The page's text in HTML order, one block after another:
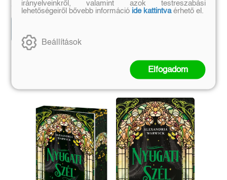
5 490 Ft
4 941 Ft
5 999 Ft
5 399 Ft
Szerző további művei
irányelveinkről, valamint azok testreszabási
lehetőségeiről bővebb információ ide kattintvaérhető el.
Beállítások
Elfogadom